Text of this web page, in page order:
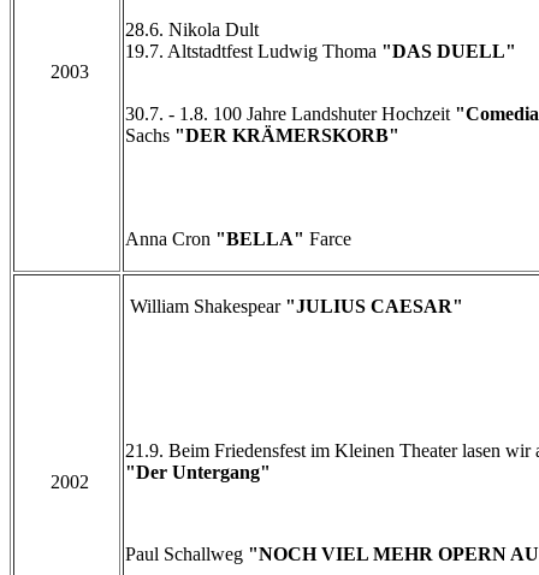
2003
28.6. Nikola Dult
19.7. Altstadtfest Ludwig Thoma "DAS DUELL"
30.7. - 1.8. 100 Jahre Landshuter Hochzeit
Sachs "DER KRÄMERSKORB"
Anna Cron "BELLA" Farce
2002
William Shakespear "JULIUS CAESAR"
21.9. Beim Friedensfest im Kleinen Theater lasen wir
"Der Untergang"
Paul Schallweg "NOCH VIEL MEHR OPERN